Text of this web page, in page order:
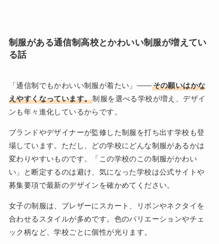
制服がある通信制高校とかわいい制服が増えてい
る話
「通信制でもかわいい制服が着たい」——その願いはかな
えやすくなっています。制服を選べる学校が増え、デザイ
ンも年々進化しているからです。
ブランドやデザイナーが監修した制服を打ち出す学校も登
場しています。ただし、どの学校にどんな制服があるかは
変わりやすいものです。「この学校のこの制服がかわい
い」と断定するのは避け、気になった学校は公式サイトや
募集要項で最新のデザインを確かめてください。
女子の制服は、ブレザーにスカート、リボンやネクタイを
合わせるスタイルが多めです。色のバリエーションやチェ
ック柄など、学校ごとに個性が光ります。